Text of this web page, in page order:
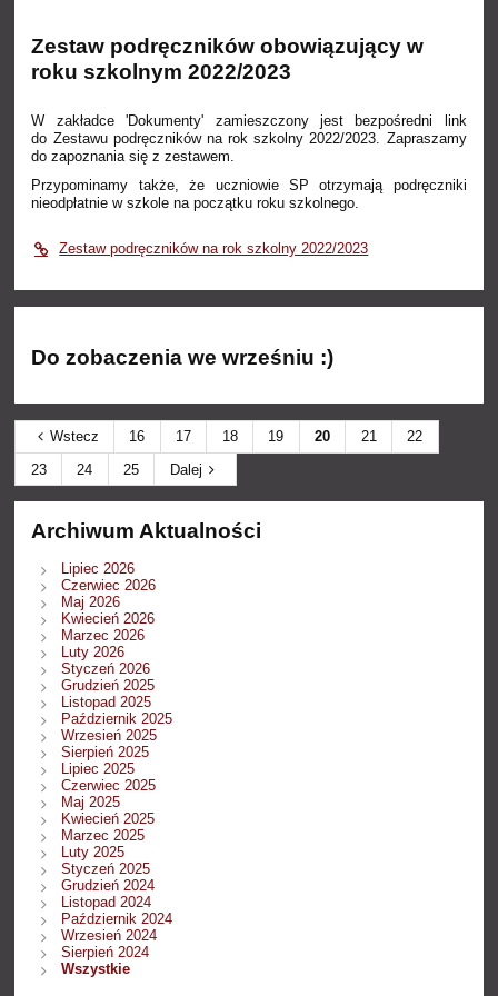
Zestaw podręczników obowiązujący w
roku szkolnym 2022/2023
W zakładce 'Dokumenty' zamieszczony jest bezpośredni link
do Zestawu podręczników na rok szkolny 2022/2023. Zapraszamy
do zapoznania się z zestawem.
Przypominamy także, że uczniowie SP otrzymają podręczniki
nieodpłatnie w szkole na początku roku szkolnego.
Zestaw podręczników na rok szkolny 2022/2023
Do zobaczenia we wrześniu :)
Wstecz 16 17 18 19 20 21
22
23
24 25 Dalej
Archiwum Aktualności
Lipiec 2026
Czerwiec 2026
Maj 2026
Kwiecień 2026
Marzec 2026
Luty 2026
Styczeń 2026
Grudzień 2025
Listopad 2025
Październik 2025
Wrzesień 2025
Sierpień 2025
Lipiec 2025
Czerwiec 2025
Maj 2025
Kwiecień 2025
Marzec 2025
Luty 2025
Styczeń 2025
Grudzień 2024
Listopad 2024
Październik 2024
Wrzesień 2024
Sierpień 2024
Wszystkie